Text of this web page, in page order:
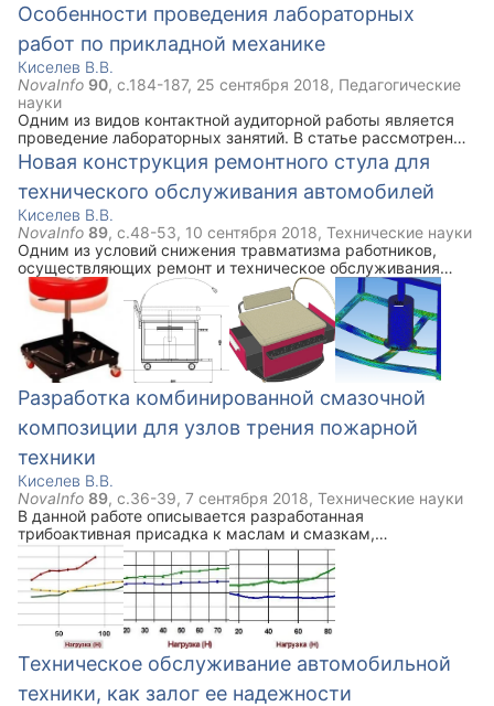
Особенности проведения лабораторных
работ по прикладной механике
Киселев В.В.
NovaInfo 90, с.184-187, 25 сентября 2018, Педагогические
науки
Одним из видов контактной аудиторной работы является
проведение лабораторных занятий. В статье рассмотрен
вопрос актуальности данного вида учебных занятий на
примере дисциплины Прикладная механика раздела
Сопротивление материалов. Приведен порядок проведения
лабораторных работ.
Новая конструкция ремонтного стула для
технического обслуживания автомобилей
Киселев В.В.
NovaInfo 89, с.48-53, 10 сентября 2018, Технические науки
Одним из условий снижения травматизма работников,
осуществляющих ремонт и техническое обслуживания
автомобильной техники, является наличие в их
распоряжении современных и надежных приспособлений.
Одним из таких приспособлений являются ремонтные
стулья. В данной работе предлагается новая конструкция
ремонтного стула, выполненного из прочных
конструкционных материалов, обеспечивающих его
надежность и долговечность.
Разработка комбинированной смазочной
композиции для узлов трения пожарной
техники
Киселев В.В.
NovaInfo 89, с.36-39, 7 сентября 2018, Технические науки
В данной работе описывается разработанная
трибоактивная присадка к маслам и смазкам,
выполненная на основе искусственное геомодификатора
трения и металлоплакирующих присадок. Приведены
триботехничекие характеристики разработанной присадки,
определена область ее возможного применения.
Техническое обслуживание автомобильной
техники, как залог ее надежности